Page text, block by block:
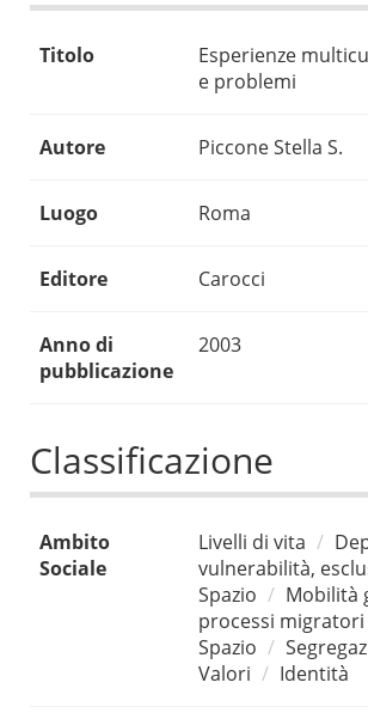
Titolo
Esperienze
e problemi
Autore Piccone Stella S.
Luogo Roma
Editore Carocci
Anno di
pubblicazione
2003
Classificazione
Ambito
Sociale
Livelli di vita
vulnerabilità,
Spazio
Mobilità
processi migratori
Spazio
Valori
Identità